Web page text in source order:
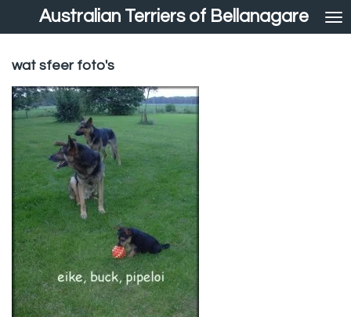
direct
de
hoofdinhoud
Australian Terriers of Bellanagare
wat sfeer foto's